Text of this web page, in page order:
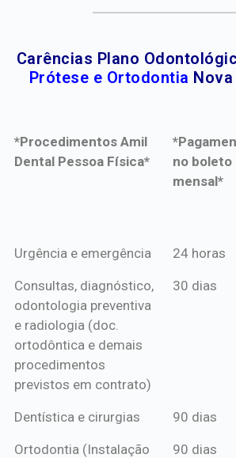
Carências Plano
Prótese e Ortodontia
*Procedimentos Amil
Dental Pessoa Física*
no boleto
mensal*
*Procedimentos Amil
mensal*
Urgência e emergência 24 horas
Consultas, diagnóstico,
odontologia preventiva
e radiologia (doc.
ortodôntica e demais
procedimentos
previstos em contrato)
30 dias
Dentística e cirurgias 90 dias
Ortodontia (Instalação
90 dias